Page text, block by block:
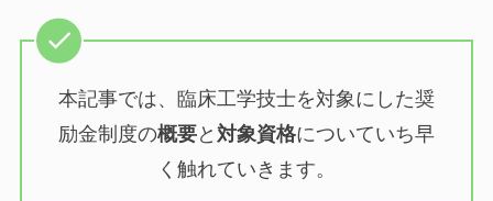
本記事では、臨床工学技士を対象にした奨
励金制度の概要と 対象資格についていち早
く触れていきます。